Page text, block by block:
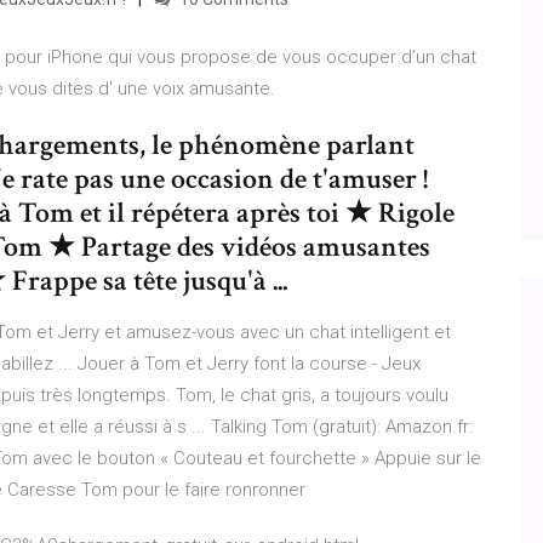
iPhone qui vous propose de vous occuper d’un chat
dites d' une voix amusante.
le phénomène parlant
pas une occasion de t'amuser !
Tom et il répétera après toi ★ Rigole
★ Partage des vidéos amusantes
sa tête jusqu'à ...
et Jerry et amusez-vous avec un chat intelligent et
... Jouer à Tom et Jerry font la course - Jeux
très longtemps. Tom, le chat gris, a toujours voulu
et elle a réussi à s ... Talking Tom (gratuit): Amazon.fr:
avec le bouton « Couteau et fourchette » Appuie sur le
Tom pour le faire ronronner